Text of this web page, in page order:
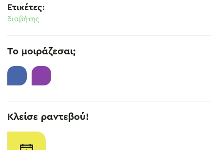
Ετικέτες:
διαβήτης
Το μοιράζεσαι;
Κλείσε ραντεβού!